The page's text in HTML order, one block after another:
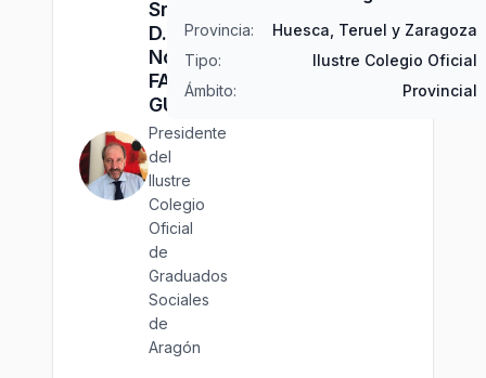
Sr.
D.
Noé
FAU
GUINDA
Presidente
del
Ilustre
Colegio
Oficial
de
Graduados
Sociales
de
Aragón
Provincia:
Huesca, Teruel y Zaragoza
Tipo:
Ilustre Colegio Oficial
Ámbito:
Provincial